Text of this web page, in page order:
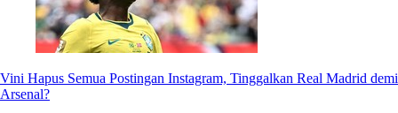
Vini Hapus Semua Postingan Instagram, Tinggalkan Real Madrid demi
Arsenal?